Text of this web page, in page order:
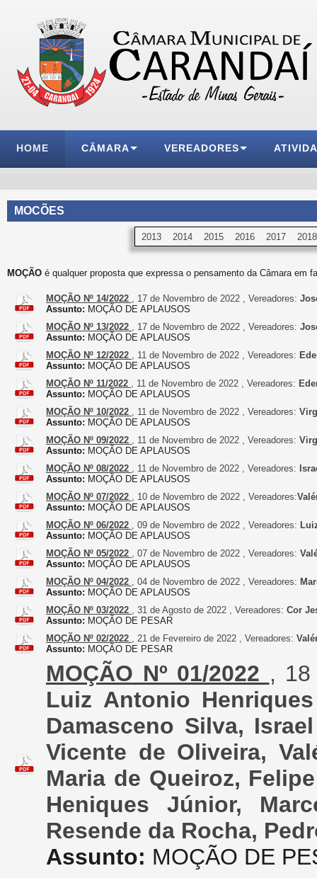
HOME CÂMARA VEREADORES
MOCÕES
2013 2014 2015 2016 2017 2018
MOÇÃO é qualquer proposta que expressa o pensamento da Câmara em
MOÇÃO Nº 14/2022 , 17 de Novembro de 2022 , Vereadores:
Assunto: MOÇÃO DE APLAUSOS
MOÇÃO Nº 13/2022 , 17 de Novembro de 2022 , Vereadores:
Assunto: MOÇÃO DE APLAUSOS
MOÇÃO Nº 12/2022 , 11 de Novembro de 2022 , Vereadores:
Assunto: MOÇÃO DE APLAUSOS
MOÇÃO Nº 11/2022 , 11 de Novembro de 2022 , Vereadores:
Assunto: MOÇÃO DE APLAUSOS
MOÇÃO Nº 10/2022 , 11 de Novembro de 2022 , Vereadores:
Assunto: MOÇÃO DE APLAUSOS
MOÇÃO Nº 09/2022 , 11 de Novembro de 2022 , Vereadores:
Assunto: MOÇÃO DE APLAUSOS
MOÇÃO Nº 08/2022 , 11 de Novembro de 2022 , Vereadores:
Assunto: MOÇÃO DE APLAUSOS
MOÇÃO Nº 07/2022 , 10 de Novembro de 2022 , Vereadores:
Assunto: MOÇÃO DE APLAUSOS
MOÇÃO Nº 06/2022 , 09 de Novembro de 2022 , Vereadores:
Assunto: MOÇÃO DE APLAUSOS
MOÇÃO Nº 05/2022 , 07 de Novembro de 2022 , Vereadores:
Assunto: MOÇÃO DE APLAUSOS
MOÇÃO Nº 04/2022 , 04 de Novembro de 2022 , Vereadores:
Assunto: MOÇÃO DE APLAUSOS
MOÇÃO Nº 03/2022 , 31 de Agosto de 2022 , Vereadores: Cor
Assunto: MOÇÃO DE PESAR
MOÇÃO Nº 02/2022 , 21 de Fevereiro de 2022 , Vereadores:
Assunto: MOÇÃO DE PESAR
MOÇÃO Nº 01/2022 ,
Luiz Antonio
Damasceno Silva,
Vicente de Oliveira,
Maria de Queiroz,
Heniques Júnior,
Resende da Rocha,
Assunto: MOÇÃO DE